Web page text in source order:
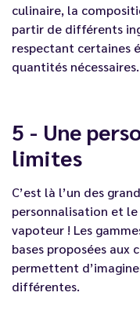
culinaire, la
partir de différents
respectant certaines
quantités nécessaires.
5 - Une
limites
C’est là l’un des
personnalisation et
vapoteur ! Les
bases proposées aux
permettent
différentes.